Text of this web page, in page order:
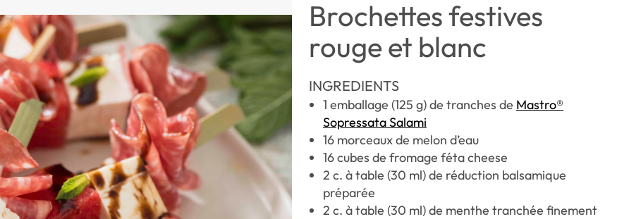
Brochettes festives
rouge et blanc
INGREDIENTS
1 emballage (125 g) de tranches de Mastro®
Sopressata Salami
16 morceaux de melon d’eau
16 cubes de fromage féta cheese
2 c. à table (30 ml) de réduction balsamique
préparée
2 c. à table (30 ml) de menthe tranchée finement